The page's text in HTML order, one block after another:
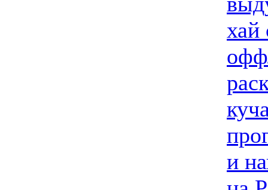
хай
и